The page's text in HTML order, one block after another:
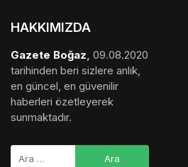
HAKKIMIZDA
Gazete Boğaz, 09.08.2020
tarihinden beri sizlere anlık,
en güncel, en güvenilir
haberleri özetleyerek
sunmaktadır.